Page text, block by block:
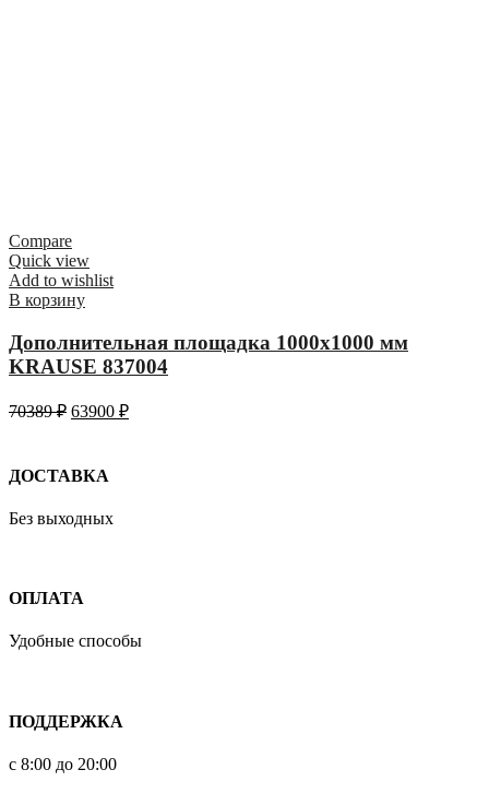
Compare
Quick view
Add to wishlist
В корзину
Дополнительная площадка 1000х1000 мм
KRAUSE 837004
70389₽ 63900 ₽
ДОСТАВКА
Без выходных
ОПЛАТА
Удобные способы
ПОДДЕРЖКА
с 8:00 до 20:00